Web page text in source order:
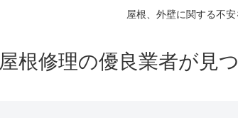
屋根、外壁に関する不安
屋根修理の優良業者が見